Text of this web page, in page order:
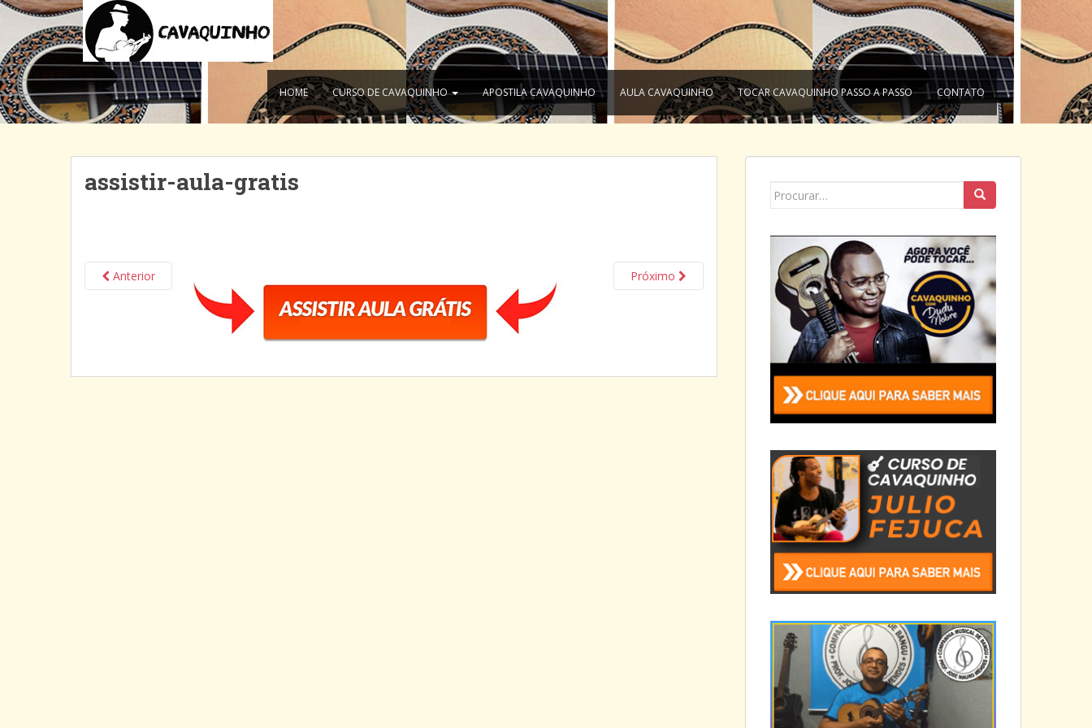
HOME CURSO DE CAVAQUINHO APOSTILA CAVAQUINHO AULA CAVAQUINHO TOCAR CAVAQUINHO PASSO A PASSO CONTATO
assistir-aula-gratis
Anterior Próximo
Search